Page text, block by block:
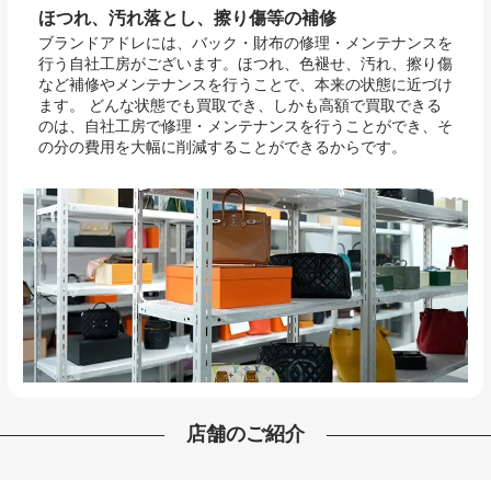
ほつれ、汚れ落とし、擦り傷等の補修
ブランドアドレには、バック・財布の修理・メンテナンスを
行う自社工房がございます。ほつれ、色褪せ、汚れ、擦り傷
など補修やメンテナンスを行うことで、本来の状態に近づけ
ます。 どんな状態でも買取でき、しかも高額で買取できる
のは、自社工房で修理・メンテナンスを行うことができ、そ
の分の費用を大幅に削減することができるからです。
店舗のご紹介